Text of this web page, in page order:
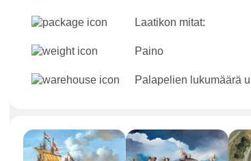
Laatikon mitat:
Paino
Palapelien lukumäärä